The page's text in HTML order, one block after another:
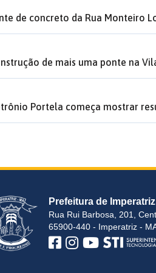
de concreto da Rua Monteiro
de mais uma ponte na
Portela começa mostrar
Prefeitura de Imperatriz
Rua Rui Barbosa, 201,
65900-440 - Imperatriz -